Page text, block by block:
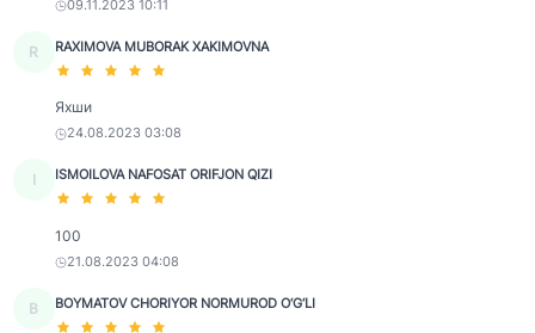
09.11.2023 10:11
R RAXIMOVA MUBORAK XAKIMOVNA
Яхши
24.08.2023 03:08
I ISMOILOVA NAFOSAT ORIFJON QIZI
100
21.08.2023 04:08
B BOYMATOV CHORIYOR NORMUROD O‘G‘LI